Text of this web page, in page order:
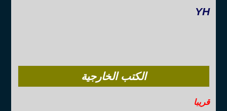
YH
الكتب الخارجية
قريبا